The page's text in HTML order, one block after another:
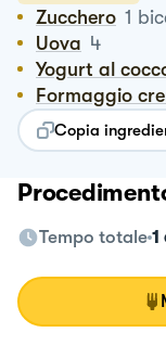
Zucchero 1
Uova 4
Yogurt al
Formaggio
Copia
Tempo totale 1